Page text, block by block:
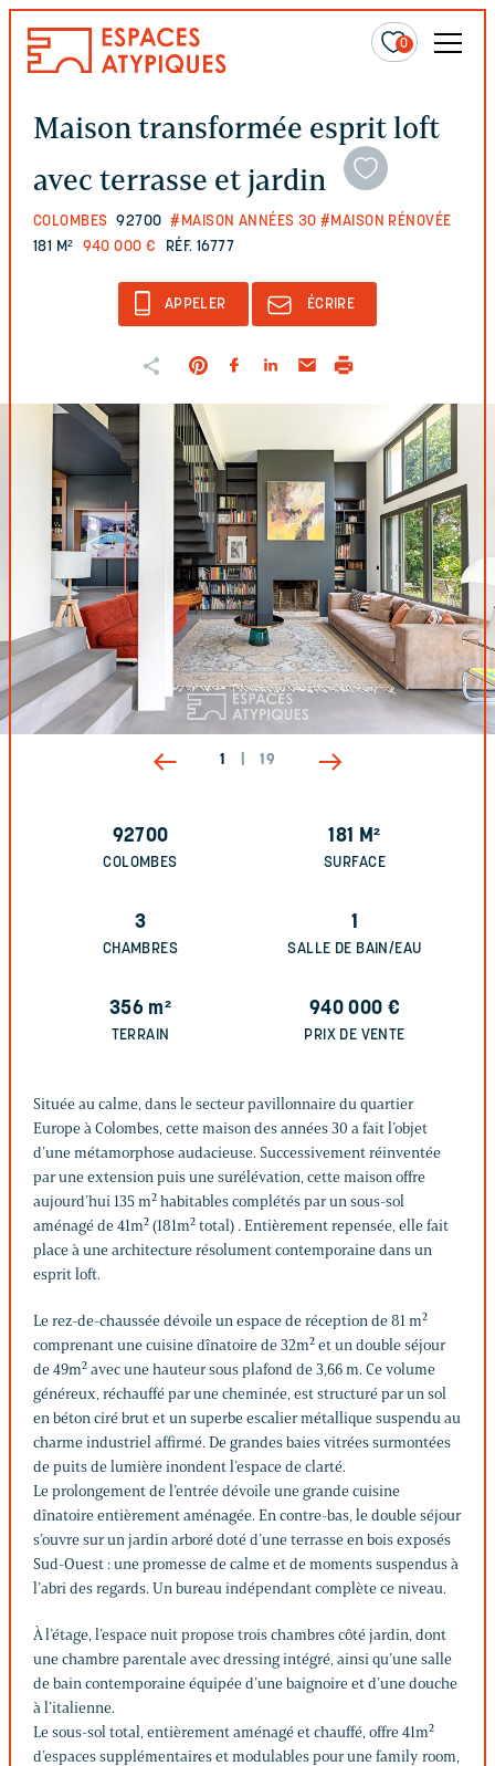
0
Maison transformée esprit loft
avec terrasse et jardin
COLOMBES 92700 #MAISON ANNÉES 30 #MAISON RÉNOVÉE
181 M² 940 000 € RÉF. 16777
APPELER ÉCRIRE
1 19
92700
COLOMBES
181 M²
SURFACE
3
CHAMBRES
1
SALLE DE BAIN/EAU
356 m²
TERRAIN
940 000 €
PRIX DE VENTE
Située au calme, dans le secteur pavillonnaire du quartier
Europe à Colombes, cette maison des années 30 a fait l’objet
d’une métamorphose audacieuse. Successivement réinventée
par une extension puis une surélévation, cette maison offre
aujourd’hui 135 m² habitables complétés par un sous-sol
aménagé de 41m² (181m² total) . Entièrement repensée, elle fait
place à une architecture résolument contemporaine dans un
esprit loft.
Le rez-de-chaussée dévoile un espace de réception de 81 m²
comprenant une cuisine dînatoire de 32m² et un double séjour
de 49m² avec une hauteur sous plafond de 3,66 m. Ce volume
généreux, réchauffé par une cheminée, est structuré par un sol
en béton ciré brut et un superbe escalier métallique suspendu au
charme industriel affirmé. De grandes baies vitrées surmontées
de puits de lumière inondent l’espace de clarté.
Le prolongement de l’entrée dévoile une grande cuisine
dînatoire entièrement aménagée. En contre-bas, le double séjour
s’ouvre sur un jardin arboré doté d’une terrasse en bois exposés
Sud-Ouest : une promesse de calme et de moments suspendus à
l’abri des regards. Un bureau indépendant complète ce niveau.
À l’étage, l’espace nuit propose trois chambres côté jardin, dont
une chambre parentale avec dressing intégré, ainsi qu’une salle
de bain contemporaine équipée d’une baignoire et d’une douche
à l’italienne.
Le sous-sol total, entièrement aménagé et chauffé, offre 41m²
d’espaces supplémentaires et modulables pour une family room,